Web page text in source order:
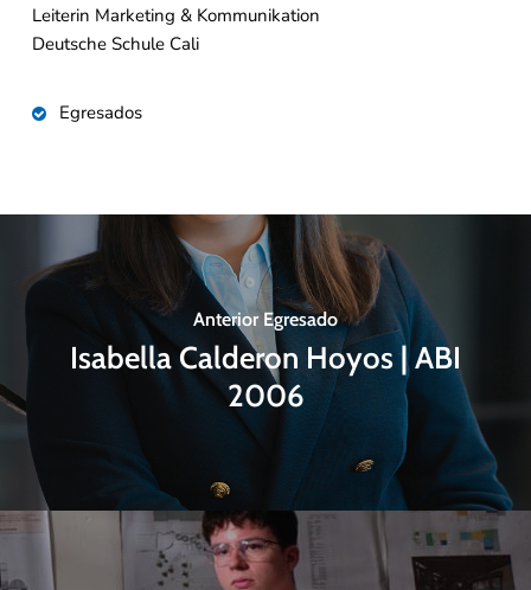
Leiterin Marketing & Kommunikation
Deutsche Schule Cali
Egresados
Anterior Egresado
Isabella Calderon Hoyos | ABI
2006